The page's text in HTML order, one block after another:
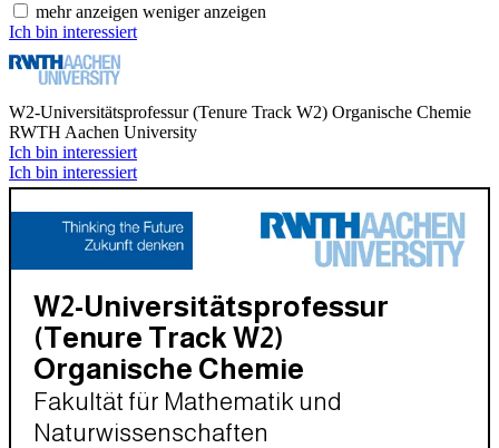
mehr anzeigen weniger anzeigen
Ich bin interessiert
W2-Universitätsprofessur (Tenure Track W2) Organische Chemie
RWTH Aachen University
Ich bin interessiert
Ich bin interessiert
W2-Universitätsprofessur
(Tenure Track W2)
Organische Chemie
Fakultät für Mathematik und
Naturwissenschaften